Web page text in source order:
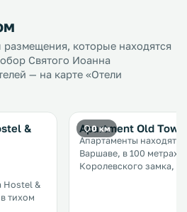
которые находятся
Святого Иоанна
— на карте «Отели
&
Hostel &
тихом
0 км
Apartment Old
Апартаменты
Варшаве, в 100 метрах
Королевского замка, в